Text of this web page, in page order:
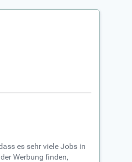
es sehr viele Jobs in
Werbung finden,